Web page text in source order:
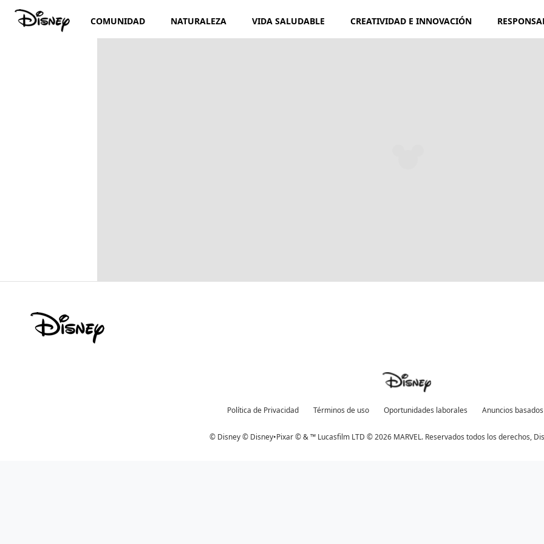
COMUNIDAD NATURALEZA VIDA SALUDABLE CREATIVIDAD E INNOVACIÓN
Política de Privacidad Términos de uso Oportunidades laborales Anuncios
© Disney © Disney•Pixar © & ™ Lucasfilm LTD © 2026 MARVEL. Reservados todos los derechos,